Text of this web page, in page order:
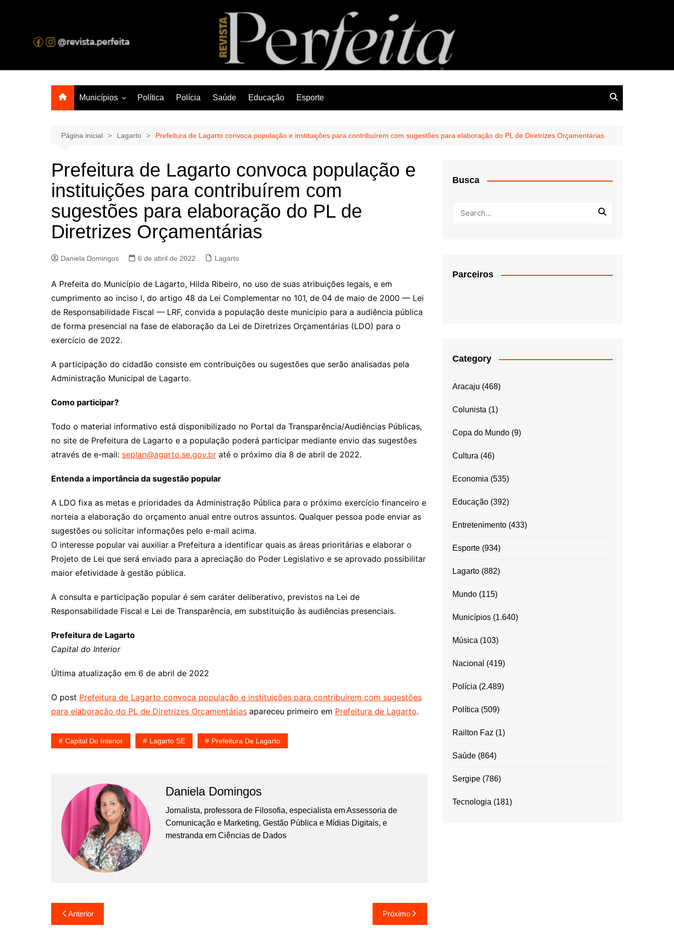
Revista Perfeita
A melhor revista eletrônica do interior de Sergipe
Municípios
Lagarto
Política Polícia Saúde Educação Esporte
Página inicial Lagarto Prefeitura de Lagarto convoca população e instituições para contribuírem com sugestões para elaboração do PL de Diretrizes Orçamentárias
Prefeitura de Lagarto convoca população e
instituições para contribuírem com
sugestões para elaboração do PL de
Diretrizes Orçamentárias
Daniela Domingos 6 de abril de 2022 Lagarto
A Prefeita do Município de Lagarto, Hilda Ribeiro, no uso de suas atribuições legais, e em
cumprimento ao inciso l, do artigo 48 da Lei Complementar no 101, de 04 de maio de 2000 — Lei
de Responsabilidade Fiscal — LRF, convida a população deste município para a audiência pública
de forma presencial na fase de elaboração da Lei de Diretrizes Orçamentárias (LDO) para o
exercício de 2022.
A participação do cidadão consiste em contribuições ou sugestões que serão analisadas pela
Administração Municipal de Lagarto.
Como participar?
Todo o material informativo está disponibilizado no Portal da Transparência/Audiências Públicas,
no site de Prefeitura de Lagarto e a população poderá participar mediante envio das sugestões
através de e-mail: seplan@agarto.se.gov.br até o próximo dia 8 de abril de 2022.
Entenda a importância da sugestão popular
A LDO fixa as metas e prioridades da Administração Pública para o próximo exercício financeiro e
norteia a elaboração do orçamento anual entre outros assuntos. Qualquer pessoa pode enviar as
sugestões ou solicitar informações pelo e-mail acima.
O interesse popular vai auxiliar a Prefeitura a identificar quais as áreas prioritárias e elaborar o
Projeto de Lei que será enviado para a apreciação do Poder Legislativo e se aprovado possibilitar
maior efetividade à gestão pública.
A consulta e participação popular é sem caráter deliberativo, previstos na Lei de
Responsabilidade Fiscal e Lei de Transparência, em substituição às audiências presenciais.
Prefeitura de Lagarto
Capital do Interior
Última atualização em 6 de abril de 2022
O post Prefeitura de Lagarto convoca população e instituições para contribuírem com sugestões
para elaboração do PL de Diretrizes Orçamentárias apareceu primeiro em Prefeitura de Lagarto.
Capital Do Interior Lagarto SE Prefeitura De Lagarto
Daniela Domingos
Jornalista, professora de Filosofia, especialista em Assessoria de
Comunicação e Marketing, Gestão Pública e Mídias Digitais, e
mestranda em Ciências de Dados
Navegação
de
Anterior Próximo
Busca
Parceiros
Category
Aracaju (468)
Colunista (1)
Copa do Mundo (9)
Cultura (46)
Economia (535)
Educação (392)
Entretenimento (433)
Esporte (934)
Lagarto (882)
Mundo (115)
Municípios (1.640)
Música (103)
Nacional (419)
Polícia (2.489)
Política (509)
Railton Faz (1)
Saúde (864)
Sergipe (786)
Tecnologia (181)